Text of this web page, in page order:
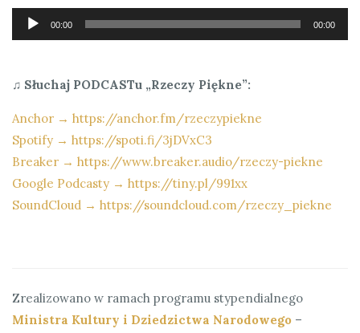
Odtwarzacz
plików
00:00 00:00
♫ Słuchaj PODCASTu „Rzeczy Piękne”:
Anchor → https://anchor.fm/rzeczypiekne
Spotify → https://spoti.fi/3jDVxC3
Breaker → https://www.breaker.audio/rzeczy-piekne
Google Podcasty → https://tiny.pl/991xx
SoundCloud → https://soundcloud.com/rzeczy_piekne
Zrealizowano w ramach programu stypendialnego
Ministra Kultury i Dziedzictwa Narodowego –